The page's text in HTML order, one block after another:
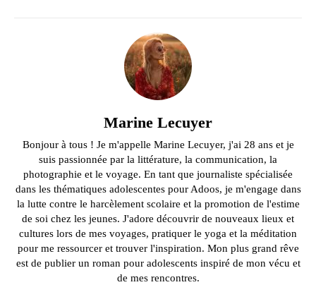
Marine Lecuyer
Bonjour à tous ! Je m'appelle Marine Lecuyer, j'ai 28 ans et je
suis passionnée par la littérature, la communication, la
photographie et le voyage. En tant que journaliste spécialisée
dans les thématiques adolescentes pour Adoos, je m'engage dans
la lutte contre le harcèlement scolaire et la promotion de l'estime
de soi chez les jeunes. J'adore découvrir de nouveaux lieux et
cultures lors de mes voyages, pratiquer le yoga et la méditation
pour me ressourcer et trouver l'inspiration. Mon plus grand rêve
est de publier un roman pour adolescents inspiré de mon vécu et
de mes rencontres.